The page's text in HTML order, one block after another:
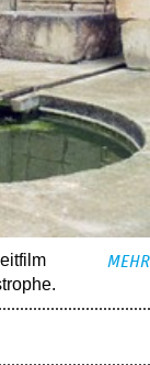
MEHR